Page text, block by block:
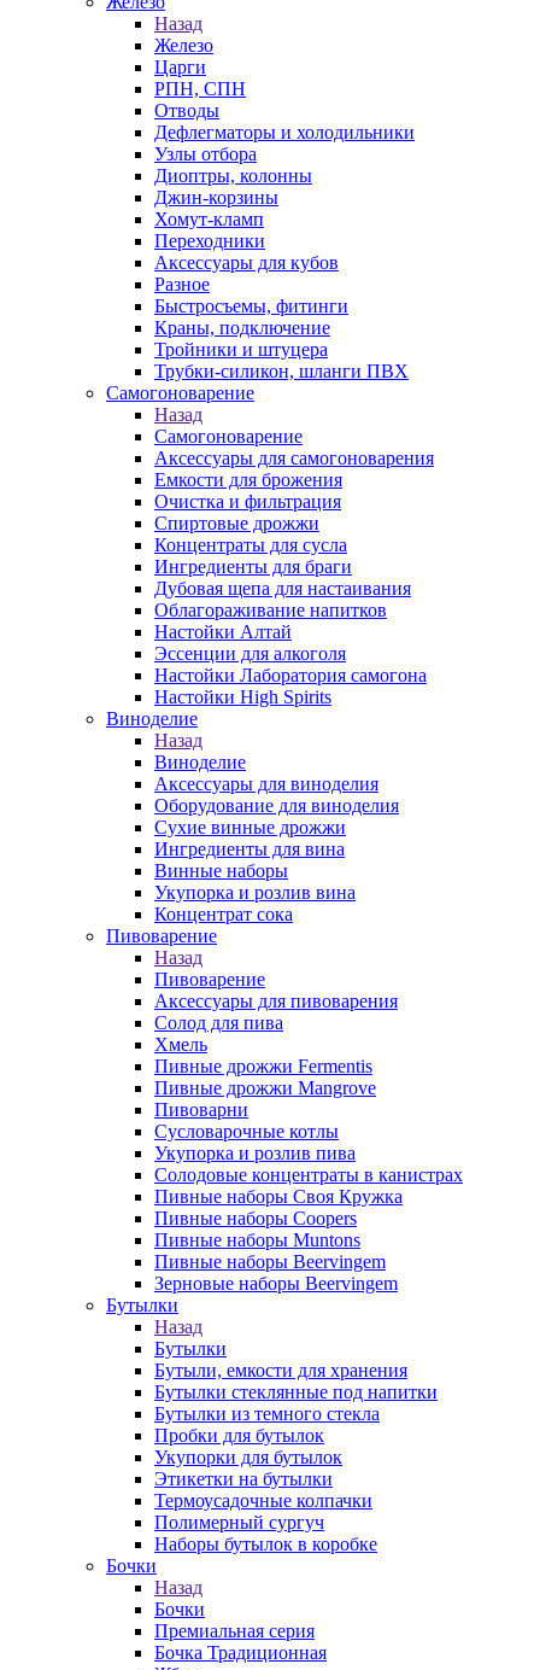
Назад
Железо
Царги
РПН, СПН
Отводы
Дефлегматоры и холодильники
Узлы отбора
Диоптры, колонны
Джин-корзины
Хомут-кламп
Переходники
Аксессуары для кубов
Разное
Быстросъемы, фитинги
Краны, подключение
Тройники и штуцера
Трубки-силикон, шланги ПВХ
Самогоноварение
Назад
Самогоноварение
Аксессуары для самогоноварения
Емкости для брожения
Очистка и фильтрация
Спиртовые дрожжи
Концентраты для сусла
Ингредиенты для браги
Дубовая щепа для настаивания
Облагораживание напитков
Настойки Алтай
Эссенции для алкоголя
Настойки Лаборатория самогона
Настойки High Spirits
Виноделие
Назад
Виноделие
Аксессуары для виноделия
Оборудование для виноделия
Сухие винные дрожжи
Ингредиенты для вина
Винные наборы
Укупорка и розлив вина
Концентрат сока
Пивоварение
Назад
Пивоварение
Аксессуары для пивоварения
Солод для пива
Хмель
Пивные дрожжи Fermentis
Пивные дрожжи Mangrove
Пивоварни
Сусловарочные котлы
Укупорка и розлив пива
Солодовые концентраты в канистрах
Пивные наборы Своя Кружка
Пивные наборы Coopers
Пивные наборы Muntons
Пивные наборы Beervingem
Зерновые наборы Beervingem
Бутылки
Назад
Бутылки
Бутыли, емкости для хранения
Бутылки стеклянные под напитки
Бутылки из темного стекла
Пробки для бутылок
Укупорки для бутылок
Этикетки на бутылки
Термоусадочные колпачки
Полимерный сургуч
Наборы бутылок в коробке
Бочки
Назад
Бочки
Премиальная серия
Бочка Традиционная